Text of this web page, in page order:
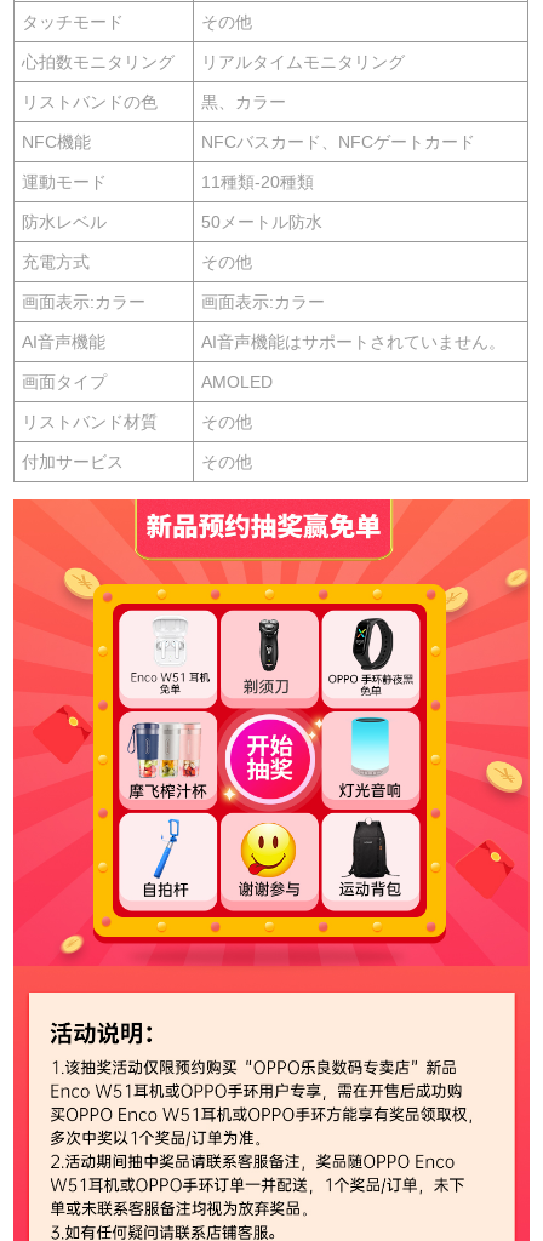
タッチモード その他
心拍数モニタリング リアルタイムモニタリング
リストバンドの色 黒、カラー
NFC機能 NFCバスカード、NFCゲートカード
運動モード 11種類-20種類
防水レベル 50メートル防水
充電方式 その他
画面表示:カラー 画面表示:カラー
AI音声機能 AI音声機能はサポートされていません。
画面タイプ AMOLED
リストバンド材質 その他
付加サービス その他